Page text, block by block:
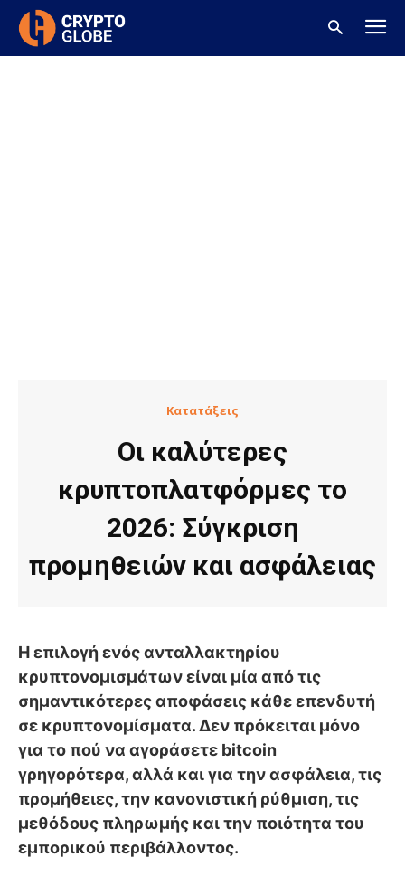
Κατατάξεις
Οι καλύτερες
κρυπτοπλατφόρμες το
2026: Σύγκριση
προμηθειών και ασφάλειας
Η επιλογή ενός ανταλλακτηρίου
κρυπτονομισμάτων είναι μία από τις
σημαντικότερες αποφάσεις κάθε επενδυτή
σε κρυπτονομίσματα. Δεν πρόκειται μόνο
για το πού να αγοράσετε bitcoin
γρηγορότερα, αλλά και για την ασφάλεια, τις
προμήθειες, την κανονιστική ρύθμιση, τις
μεθόδους πληρωμής και την ποιότητα του
εμπορικού περιβάλλοντος.